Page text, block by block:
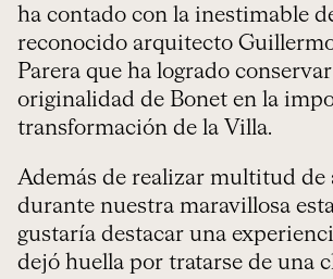
ha contado con la inestimable
reconocido arquitecto
Parera que ha logrado
originalidad de Bonet en la
transformación de la Villa.
Además de realizar multitud de
durante nuestra maravillosa
gustaría destacar una
dejó huella por tratarse de una